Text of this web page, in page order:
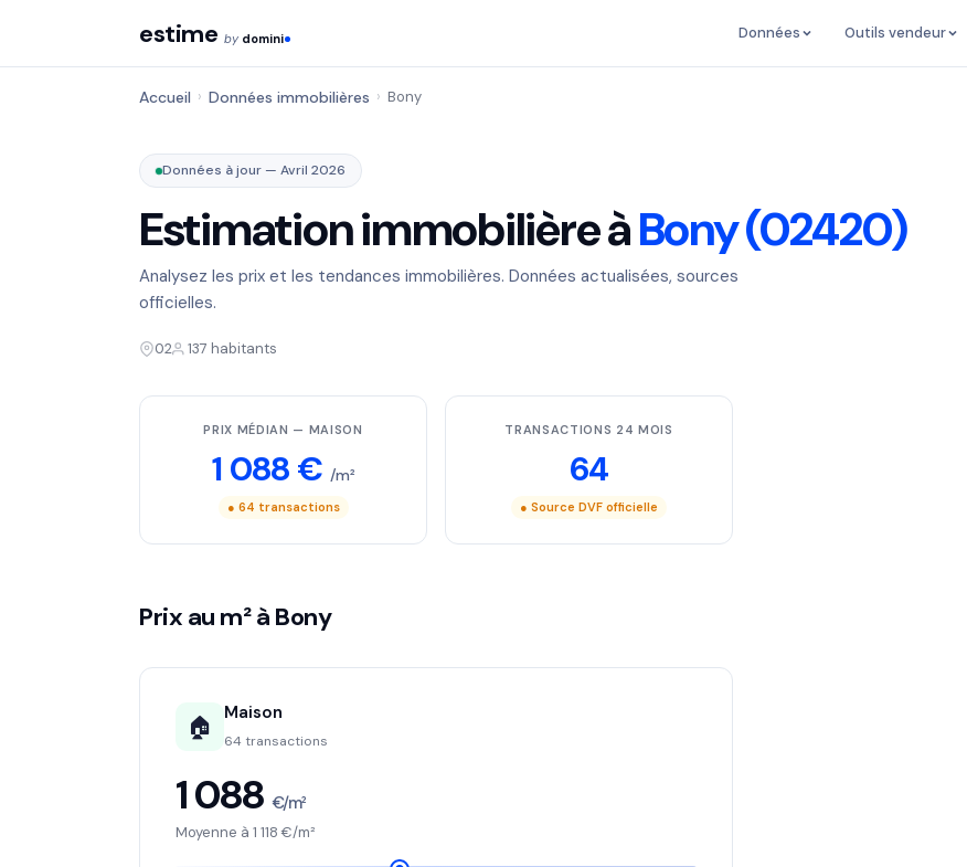
estime by domini Données Outils vendeur
Accueil › Données immobilières › Bony
Données à jour — Avril 2026
Estimation immobilière àBony (02420)
Analysez les prix et les tendances immobilières. Données actualisées, sources
officielles.
02 137 habitants
PRIX MÉDIAN — MAISON
1 088 € /m²
● 64 transactions
TRANSACTIONS 24 MOIS
64
● Source DVF officielle
Prix au m² à Bony
🏠 Maison
64 transactions
1 088 €/m²
Moyenne à 1 118 €/m²